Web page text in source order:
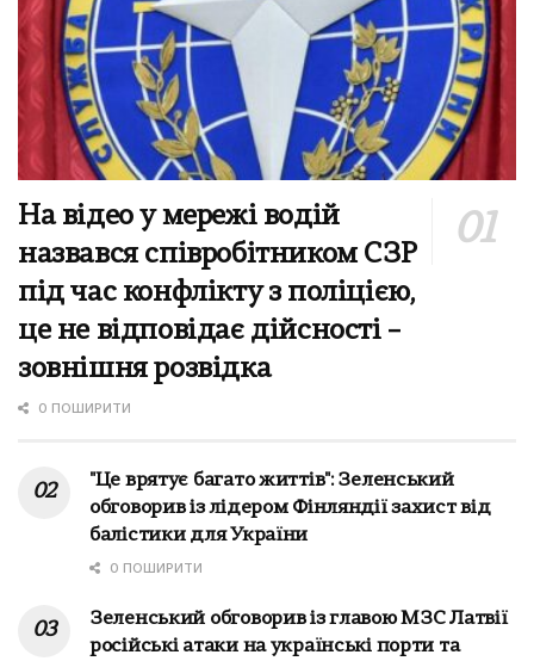
На відео у мережі водій
назвався співробітником СЗР
під час конфлікту з поліцією,
це не відповідає дійсності –
зовнішня розвідка
0 ПОШИРИТИ
"Це врятує багато життів": Зеленський
обговорив із лідером Фінляндії захист від
балістики для України
0 ПОШИРИТИ
Зеленський обговорив із главою МЗС Латвії
російські атаки на українські порти та